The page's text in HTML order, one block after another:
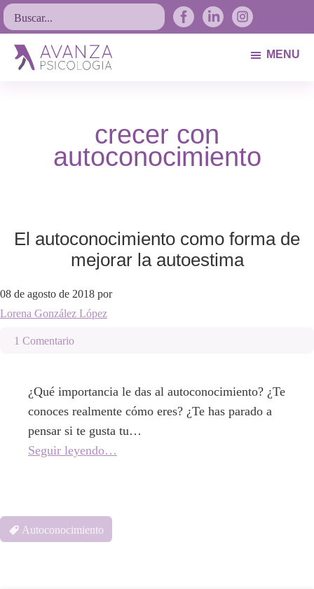
Saltar
a
navegación
Saltar
al
contenido
principal
Saltar
al
pie
Buscar...
MENU
crecer con
autoconocimiento
El autoconocimiento como forma de
mejorar la autoestima
08 de agosto de 2018 por
Lorena González López
1 Comentario
¿Qué importancia le das al autoconocimiento? ¿Te
conoces realmente cómo eres? ¿Te has parado a
pensar si te gusta tu…
Seguir leyendo…
Autoconocimiento